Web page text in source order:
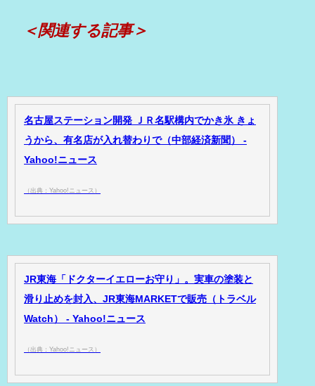
＜関連する記事＞
名古屋ステーション開発 ＪＲ名駅構内でかき氷 きょ
うから、有名店が入れ替わりで（中部経済新聞） -
Yahoo!ニュース
（出典：Yahoo!ニュース）
JR東海「ドクターイエローお守り」。実車の塗装と
滑り止めを封入、JR東海MARKETで販売（トラベル
Watch） - Yahoo!ニュース
（出典：Yahoo!ニュース）